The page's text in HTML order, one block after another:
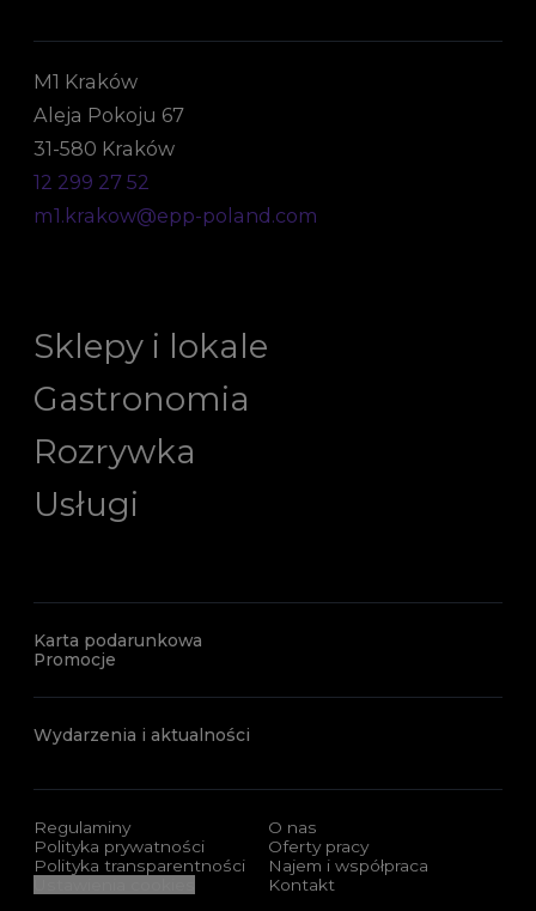
M1 Kraków
Aleja Pokoju 67
31-580 Kraków
12 299 27 52
m1.krakow@epp-poland.com
Sklepy i lokale
Gastronomia
Rozrywka
Usługi
Karta podarunkowa
Promocje
Wydarzenia i aktualności
Regulaminy
Polityka prywatności
Polityka transparentności
O nas
Oferty pracy
Najem i współpraca
Kontakt